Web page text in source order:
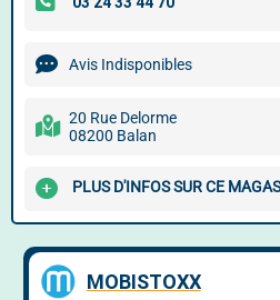
Avis Indisponibles
20 Rue Delorme
08200 Balan
PLUS D'INFOS SUR CE